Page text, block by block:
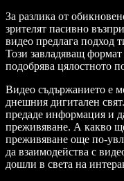
За разлика от
зрителят пасивно
видео предлага подход
Този завладяващ
подобрява цялостното
Видео съдържанието е
днешния дигитален
предаде информация и
преживяване. А какво
преживяване още по-
да взаимодейства с
дошли в света на